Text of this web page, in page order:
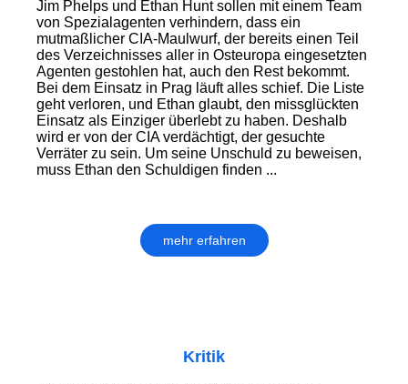
Jim Phelps und Ethan Hunt sollen mit einem Team
von Spezialagenten verhindern, dass ein
mutmaßlicher CIA-Maulwurf, der bereits einen Teil
des Verzeichnisses aller in Osteuropa eingesetzten
Agenten gestohlen hat, auch den Rest bekommt.
Bei dem Einsatz in Prag läuft alles schief. Die Liste
geht verloren, und Ethan glaubt, den missglückten
Einsatz als Einziger überlebt zu haben. Deshalb
wird er von der CIA verdächtigt, der gesuchte
Verräter zu sein. Um seine Unschuld zu beweisen,
muss Ethan den Schuldigen finden ...
mehr erfahren
Kritik